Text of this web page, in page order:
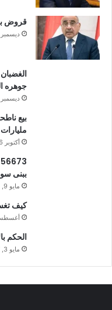
قروض بقيمة 1 5مليار
ديسمبر 21, 2015
جوهره
ديسمبر 27, 2015
أكتوبر 16, 2017
ببنى
مايو 9, 2016
كيف
أغسطس 10,
الحكم
مايو 3, 2017